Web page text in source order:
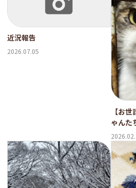
近況報告
2026.07.05
【お
ゃんた